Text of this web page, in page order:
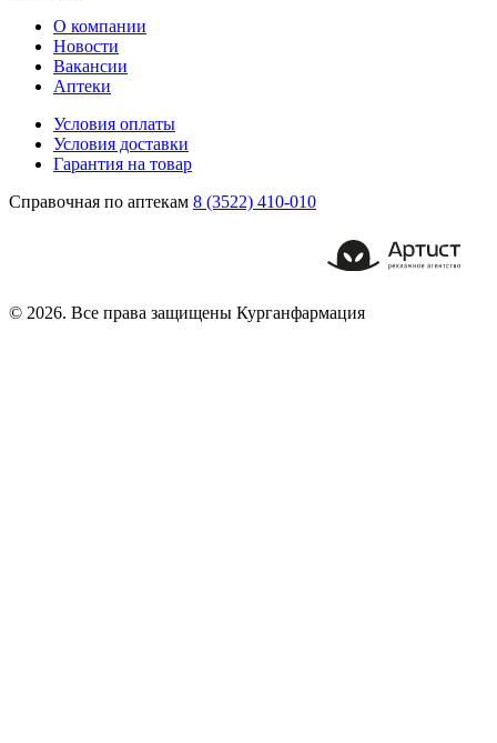
О компании
Новости
Вакансии
Аптеки
Условия оплаты
Условия доставки
Гарантия на товар
Справочная по аптекам 8 (3522) 410-010
© 2026. Все права защищены Курганфармация